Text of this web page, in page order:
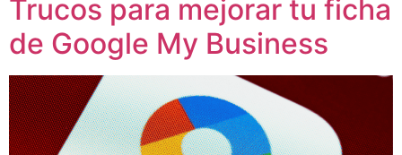
Trucos para mejorar tu ficha
de Google My Business